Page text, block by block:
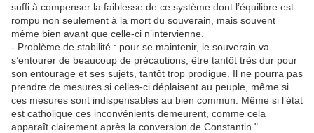
suffi à compenser la faiblesse de ce système dont l’équilibre est
rompu non seulement à la mort du souverain, mais souvent
même bien avant que celle-ci n’intervienne.
- Problème de stabilité : pour se maintenir, le souverain va
s’entourer de beaucoup de précautions, être tantôt très dur pour
son entourage et ses sujets, tantôt trop prodigue. Il ne pourra pas
prendre de mesures si celles-ci déplaisent au peuple, même si
ces mesures sont indispensables au bien commun. Même si l’état
est catholique ces inconvénients demeurent, comme cela
apparaît clairement après la conversion de Constantin."